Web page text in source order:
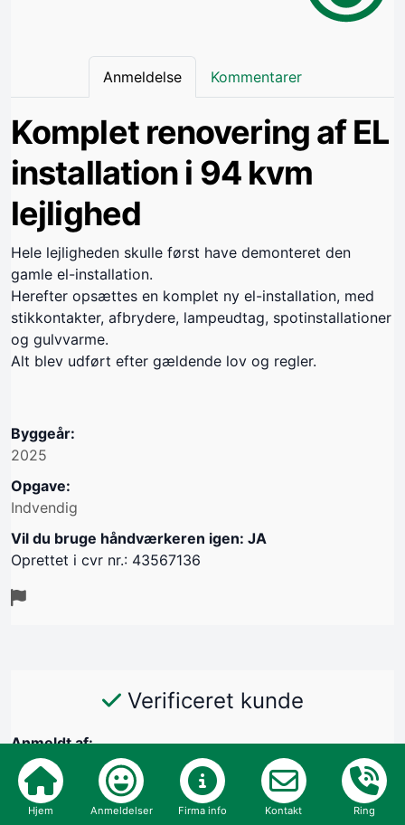
Anmeldelse Kommentarer
Komplet renovering af EL
installation i 94 kvm
lejlighed
Hele lejligheden skulle først have demonteret den
gamle el-installation.
Herefter opsættes en komplet ny el-installation, med
stikkontakter, afbrydere, lampeudtag, spotinstallationer
og gulvvarme.
Alt blev udført efter gældende lov og regler.
Byggeår:
2025
Opgave:
Indvendig
Vil du bruge håndværkeren igen: JA
Oprettet i cvr nr.: 43567136
Verificeret kunde
Anmeldt af:
Helle Willemoes, 2980 Kokkedal
29/10-2025
Hjem Anmeldelser Firma info Kontakt Ring